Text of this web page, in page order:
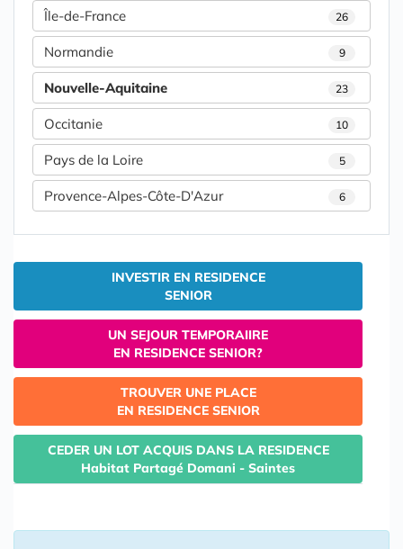
Île-de-France 26
Normandie 9
Nouvelle-Aquitaine 23
Occitanie 10
Pays de la Loire 5
Provence-Alpes-Côte-D'Azur 6
INVESTIR EN RESIDENCE
SENIOR
UN SEJOUR TEMPORAIIRE
EN RESIDENCE SENIOR?
TROUVER UNE PLACE
EN RESIDENCE SENIOR
CEDER UN LOT ACQUIS DANS LA RESIDENCE
Habitat Partagé Domani - Saintes